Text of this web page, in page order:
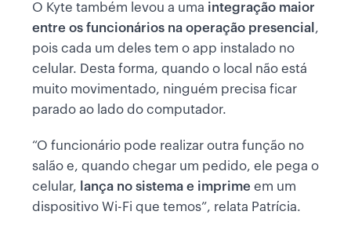
O Kyte também levou a uma integração maior
entre os funcionários na operação presencial ,
pois cada um deles tem o app instalado no
celular. Desta forma, quando o local não está
muito movimentado, ninguém precisa ficar
parado ao lado do computador.
“O funcionário pode realizar outra função no
salão e, quando chegar um pedido, ele pega o
celular, lança no sistema e imprime em um
dispositivo Wi-Fi que temos”, relata Patrícia.